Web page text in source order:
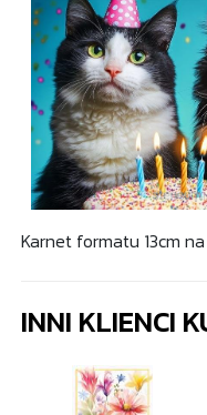
Karnet formatu 13cm
INNI KLIENCI